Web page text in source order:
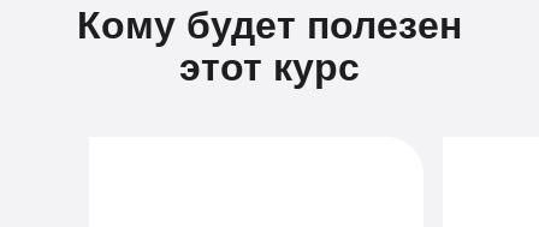
Кому будет полезен
этот курс